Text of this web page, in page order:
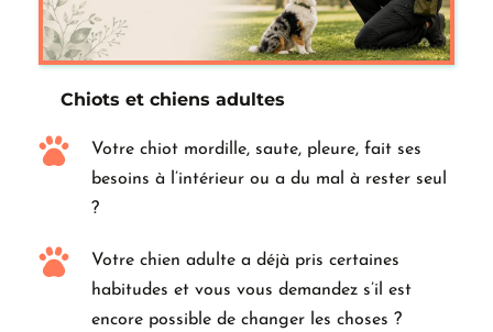
Chiots et chiens adultes
Votre chiot mordille, saute, pleure, fait ses
besoins à l’intérieur ou a du mal à rester seul
?
Votre chien adulte a déjà pris certaines
habitudes et vous vous demandez s’il est
encore possible de changer les choses ?